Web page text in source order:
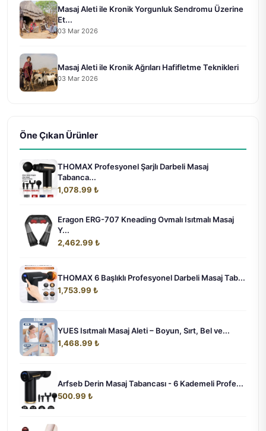
Masaj Aleti ile Kronik Yorgunluk Sendromu Üzerine
Et...
03 Mar 2026
Masaj Aleti ile Kronik Ağrıları Hafifletme Teknikleri
03 Mar 2026
Öne Çıkan Ürünler
THOMAX Profesyonel Şarjlı Darbeli Masaj
Tabanca...
1,078.99 ₺
Eragon ERG-707 Kneading Ovmalı Isıtmalı Masaj
Y...
2,462.99 ₺
THOMAX 6 Başlıklı Profesyonel Darbeli Masaj Tab...
1,753.99 ₺
YUES Isıtmalı Masaj Aleti – Boyun, Sırt, Bel ve...
1,468.99 ₺
Arfseb Derin Masaj Tabancası - 6 Kademeli Profe...
500.99 ₺